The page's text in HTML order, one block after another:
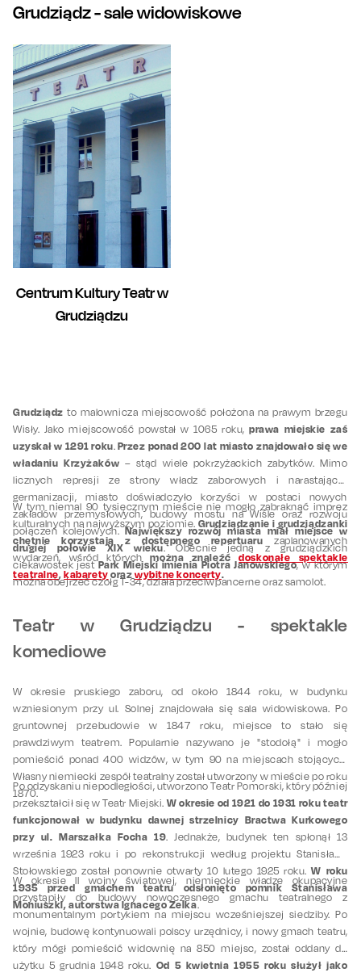
Grudziądz- sale widowiskowe
Centrum Kultury Teatr w
Grudziądzu
Grudziądz to malownicza miejscowość położona na prawym brzegu
Wisły. Jako miejscowość powstał w 1065 roku,prawa miejskie zaś
uzyskał w 1291 roku. Przez ponad 200 lat miasto znajdowało się we
władaniu Krzyżaków – stąd wiele pokrzyżackich zabytków. Mimo
licznych represji ze strony władz zaborowych i narastającej
germanizacji, miasto doświadczyło korzyści w postaci nowych
zakładów przemysłowych, budowy mostu na Wiśle oraz rozwoju
połączeń kolejowych.Największy rozwój miasta miał miejsce w
drugiej połowie XIX wieku. Obecnie jedną z grudziądzkich
ciekawostek jestPark Miejski imienia Piotra Janowskiego, w którym
można obejrzeć czołg T-34, działa przeciwpancerne oraz samolot.
W tym niemal 90 tysięcznym mieście nie mogło zabraknąć imprez
kulturalnych na najwyższym poziomie. Grudziądzanie i grudziądzanki
chętnie korzystają z dostępnego repertuaru zaplanowanych
wydarzeń, wśród którychmożna znaleźćdoskonałe spektakle
teatralne,kabaretyorazwybitne koncerty.
Teatr w Grudziądzu - spektakle
komediowe
W okresie pruskiego zaboru, od około 1844 roku, w budynku
wzniesionym przy ul. Solnej znajdowała się sala widowiskowa. Po
gruntownej przebudowie w 1847 roku, miejsce to stało się
prawdziwym teatrem. Popularnie nazywano je "stodołą" i mogło
pomieścić ponad 400 widzów, w tym 90 na miejscach stojących.
Własny niemiecki zespół teatralny został utworzony w mieście po roku
1870.
Po odzyskaniu niepodległości, utworzono Teatr Pomorski, który później
przekształcił się w Teatr Miejski.W okresie od 1921 do 1931 roku teatr
funkcjonował w budynku dawnej strzelnicy Bractwa Kurkowego
przy ul. Marszałka Focha 19. Jednakże, budynek ten spłonął 13
września 1923 roku i po rekonstrukcji według projektu Stanisława
Stołowskiego został ponownie otwarty 10 lutego 1925 roku.W roku
1935 przed gmachem teatru odsłonięto pomnik Stanisława
Moniuszki, autorstwa Ignacego Zelka.
W okresie II wojny światowej, niemieckie władze okupacyjne
przystąpiły do budowy nowoczesnego gmachu teatralnego z
monumentalnym portykiem na miejscu wcześniejszej siedziby. Po
wojnie, budowę kontynuowali polscy urzędnicy, i nowy gmach teatru,
który mógł pomieścić widownię na 850 miejsc, został oddany do
użytku 5 grudnia 1948 roku. Od 5 kwietnia 1955 roku służył jako